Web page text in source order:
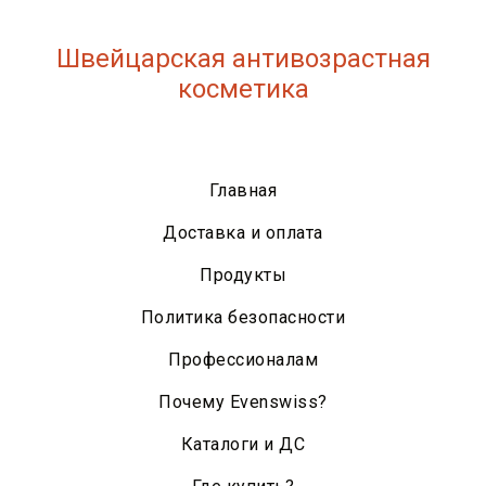
Швейцарская антивозрастная
косметика
Главная
Доставка и оплата
Продукты
Политика безопасности
Профессионалам
Почему Evenswiss?
Каталоги и ДС